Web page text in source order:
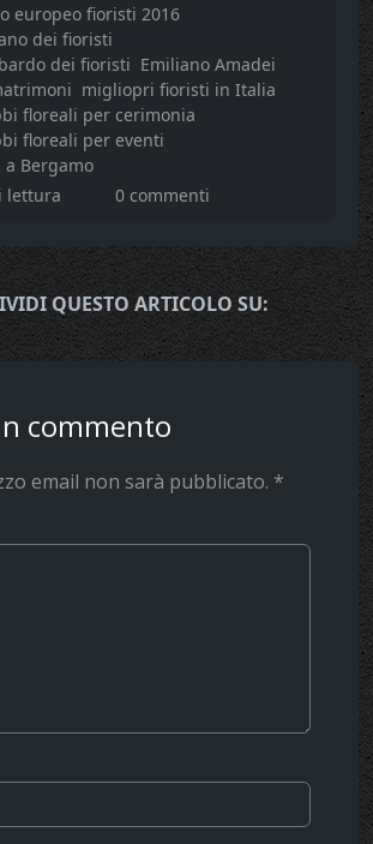
europeo fioristi 2016
dei fioristi
dei fioristi Emiliano Amadei
migliopri fioristi in Italia
floreali per cerimonia
floreali per eventi
Bergamo
lettura
0 commenti
QUESTO ARTICOLO SU:
commento
email non sarà pubblicato. *